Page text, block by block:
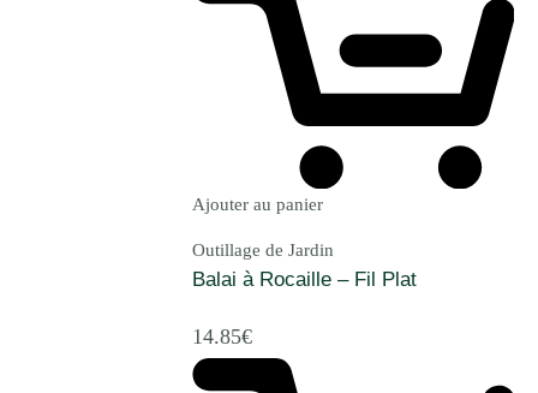
Ajouter au panier
Outillage de Jardin
Balai à Rocaille – Fil Plat
14.85€